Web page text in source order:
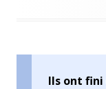
Ils ont